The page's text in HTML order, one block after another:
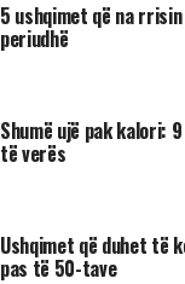
5 ushqimet që na
periudhë
Shumë ujë pak kalori:
të verës
Ushqimet që duhet të
pas të 50-tave